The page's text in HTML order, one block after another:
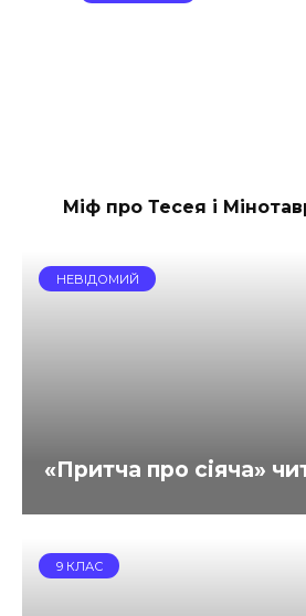
Міф про Тесея і
НЕВІДОМИЙ
«Притча про сіяча»
9 КЛАС